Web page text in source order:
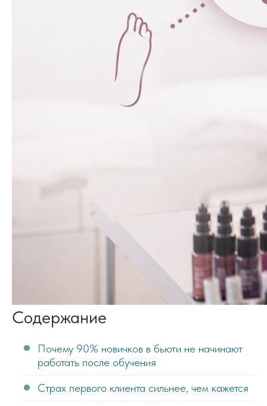
Содержание
Почему 90% новичков в бьюти не начинают
работать после обучения
Страх первого клиента сильнее, чем кажется